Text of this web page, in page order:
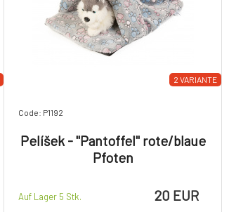
2 VARIANTE
Code: P1192
Pelíšek - "Pantoffel" rote/blaue
Pfoten
Auf Lager 5 Stk. 20 EUR